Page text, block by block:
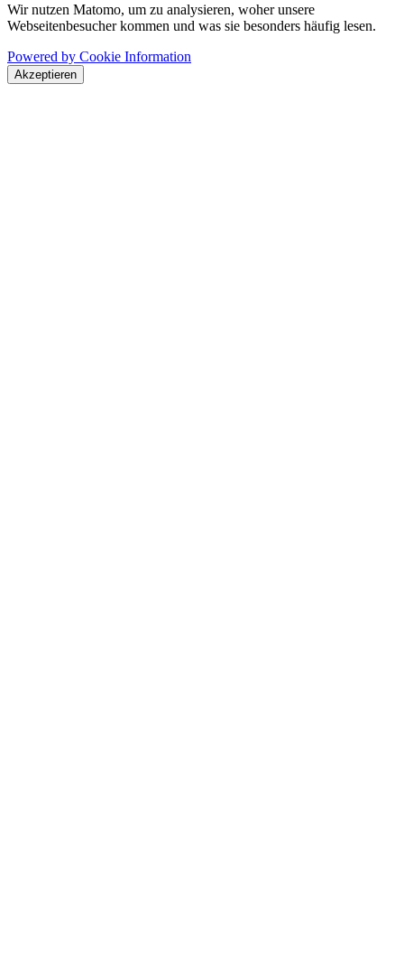
Wir nutzen Matomo, um zu analysieren, woher unsere
Webseitenbesucher kommen und was sie besonders häufig lesen.
Powered by Cookie Information
Akzeptieren